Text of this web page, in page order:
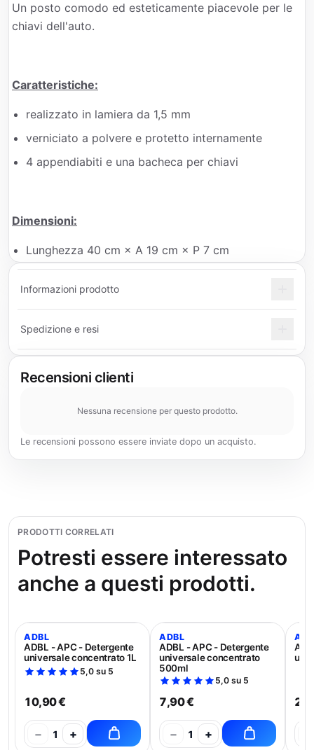
Un posto comodo ed esteticamente piacevole per le
chiavi dell'auto.
Caratteristiche:
realizzato in lamiera da 1,5 mm
verniciato a polvere e protetto internamente
4 appendiabiti e una bacheca per chiavi
Dimensioni:
Lunghezza 40 cm × A 19 cm × P 7 cm
Informazioni prodotto
Spedizione e resi
Recensioni clienti
Nessuna recensione per questo prodotto.
Le recensioni possono essere inviate dopo un acquisto.
PRODOTTI CORRELATI
Potresti essere interessato
anche a questi prodotti.
ADBL
ADBL - APC - Detergente
universale concentrato 1L
5,0 su 5
10,90 €
− 1 +
ADBL
ADBL - APC - Detergente
universale concentrato
500ml
5,0 su 5
7,90 €
− 1 +